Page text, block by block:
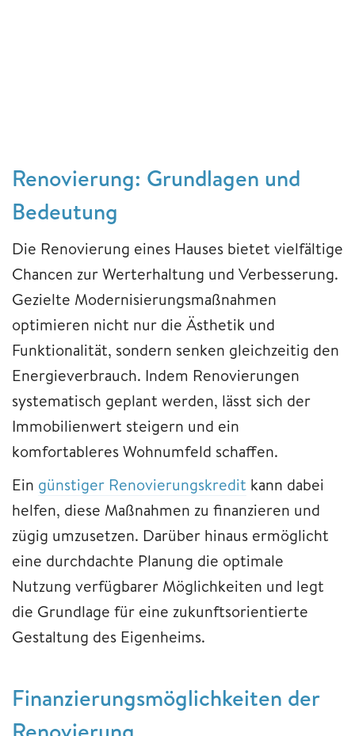
Renovierung: Grundlagen und
Bedeutung
Die Renovierung eines Hauses bietet vielfältige
Chancen zur Werterhaltung und Verbesserung.
Gezielte Modernisierungsmaßnahmen
optimieren nicht nur die Ästhetik und
Funktionalität, sondern senken gleichzeitig den
Energieverbrauch. Indem Renovierungen
systematisch geplant werden, lässt sich der
Immobilienwert steigern und ein
komfortableres Wohnumfeld schaffen.
Ein günstiger Renovierungskredit kann dabei
helfen, diese Maßnahmen zu finanzieren und
zügig umzusetzen. Darüber hinaus ermöglicht
eine durchdachte Planung die optimale
Nutzung verfügbarer Möglichkeiten und legt
die Grundlage für eine zukunftsorientierte
Gestaltung des Eigenheims.
Finanzierungsmöglichkeiten der